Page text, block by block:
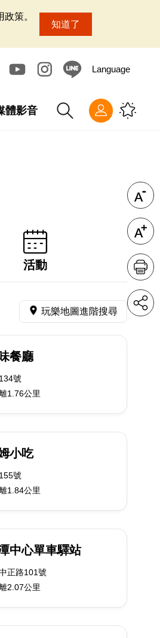
策。
知道了
Language
體影音
活動
玩樂地圖進階搜尋
餐廳
號
1.76公里
小吃
號
1.84公里
中心單車驛站
正路101號
2.07公里